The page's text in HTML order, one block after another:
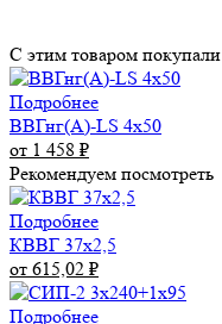
С этим товаром покупали
Подробнее
ВВГнг(А)-LS 4х50
от 1 458 ₽
Рекомендуем посмотреть
Подробнее
КВВГ 37х2,5
от 615,02 ₽
Подробнее